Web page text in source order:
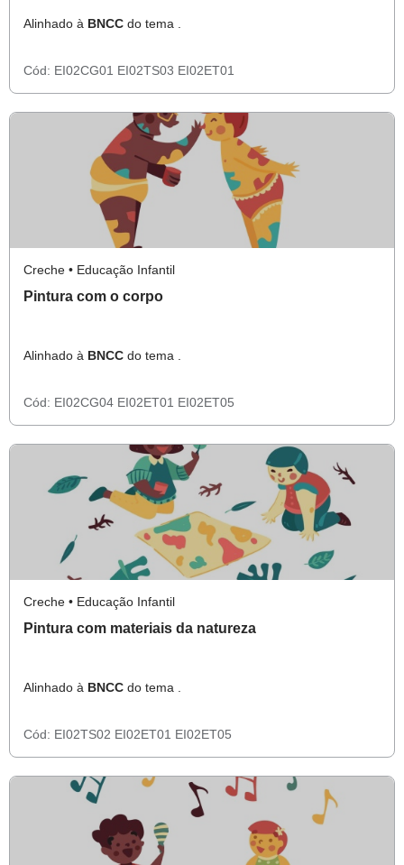
Alinhado à BNCC do tema .
Cód: EI02CG01 EI02TS03 EI02ET01
Creche • Educação Infantil
Pintura com o corpo
Alinhado à BNCC do tema .
Cód: EI02CG04 EI02ET01 EI02ET05
Creche • Educação Infantil
Pintura com materiais da natureza
Alinhado à BNCC do tema .
Cód: EI02TS02 EI02ET01 EI02ET05